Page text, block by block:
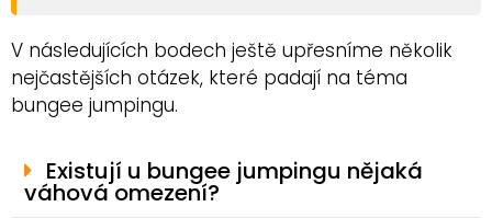
V následujících bodech ještě upřesníme několik
nejčastějších otázek, které padají na téma
bungee jumpingu.
Existují u bungee jumpingu nějaká
váhová omezení?